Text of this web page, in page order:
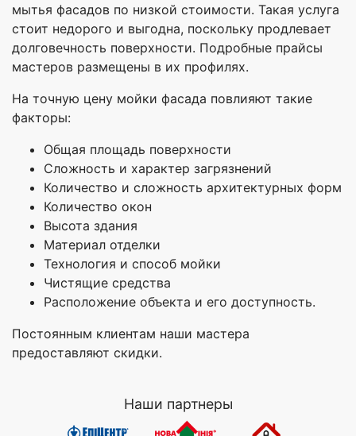
мытья фасадов по низкой стоимости. Такая услуга
стоит недорого и выгодна, поскольку продлевает
долговечность поверхности. Подробные прайсы
мастеров размещены в их профилях.
На точную цену мойки фасада повлияют такие
факторы:
Общая площадь поверхности
Сложность и характер загрязнений
Количество и сложность архитектурных форм
Количество окон
Высота здания
Материал отделки
Технология и способ мойки
Чистящие средства
Расположение объекта и его доступность.
Постоянным клиентам наши мастера
предоставляют скидки.
Наши партнеры